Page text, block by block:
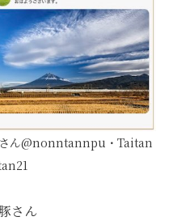
ん@nonntannpu・Taitan
さん